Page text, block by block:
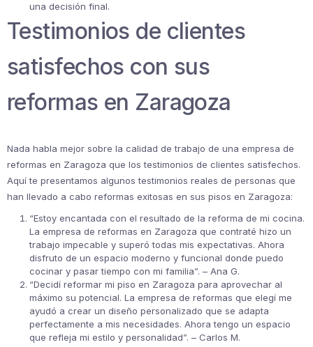
una decisión final.
Testimonios de clientes
satisfechos con sus
reformas en Zaragoza
Nada habla mejor sobre la calidad de trabajo de una empresa de
reformas en Zaragoza que los testimonios de clientes satisfechos.
Aquí te presentamos algunos testimonios reales de personas que
han llevado a cabo reformas exitosas en sus pisos en Zaragoza:
“Estoy encantada con el resultado de la reforma de mi cocina.
La empresa de reformas en Zaragoza que contraté hizo un
trabajo impecable y superó todas mis expectativas. Ahora
disfruto de un espacio moderno y funcional donde puedo
cocinar y pasar tiempo con mi familia”. – Ana G.
“Decidí reformar mi piso en Zaragoza para aprovechar al
máximo su potencial. La empresa de reformas que elegí me
ayudó a crear un diseño personalizado que se adapta
perfectamente a mis necesidades. Ahora tengo un espacio
que refleja mi estilo y personalidad”. – Carlos M.